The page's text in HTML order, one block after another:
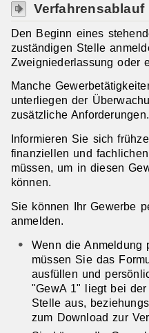
Verfahrensablauf
Den Beginn eines
zuständigen Stelle
Zweigniederlassung oder
Manche
unterliegen der
zusätzliche Anforderungen.
Informieren Sie sich
finanziellen und
müssen, um in diesen
können.
Sie können Ihr Gewerbe
anmelden.
Wenn die Anmeldung
müssen Sie das
ausfüllen und
"GewA 1" liegt bei
Stelle aus,
zum Download zur